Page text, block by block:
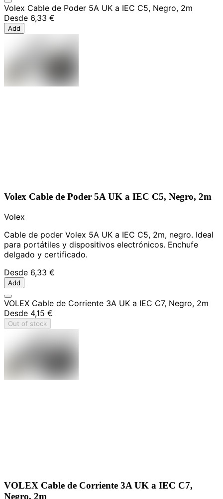
Volex Cable de Poder 5A UK a IEC C5, Negro, 2m
Desde 6,33 €
Add
Volex Cable de Poder 5A UK a IEC C5, Negro, 2m
Volex
Cable de poder Volex 5A UK a IEC C5, 2m, negro. Ideal
para portátiles y dispositivos electrónicos. Enchufe
delgado y certificado.
Desde 6,33 €
Add
VOLEX Cable de Corriente 3A UK a IEC C7, Negro, 2m
Desde 4,15 €
Out of stock
VOLEX Cable de Corriente 3A UK a IEC C7,
Negro, 2m